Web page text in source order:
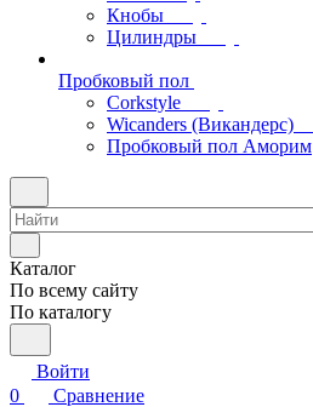
Кнобы
Цилиндры
Пробковый пол
Corkstyle
Wicanders (Викандерс)
Пробковый пол Аморим
Каталог
По всему сайту
По каталогу
Войти
0
Сравнение